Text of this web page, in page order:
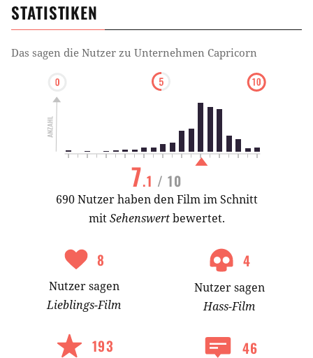
STATISTIKEN
Das sagen die Nutzer zu Unternehmen Capricorn
7.1 / 10
690 Nutzer haben den Film im Schnitt
mitSehenswertbewertet.
8
Nutzersagen
Lieblings-Film
4
Nutzersagen
Hass-Film
193 46